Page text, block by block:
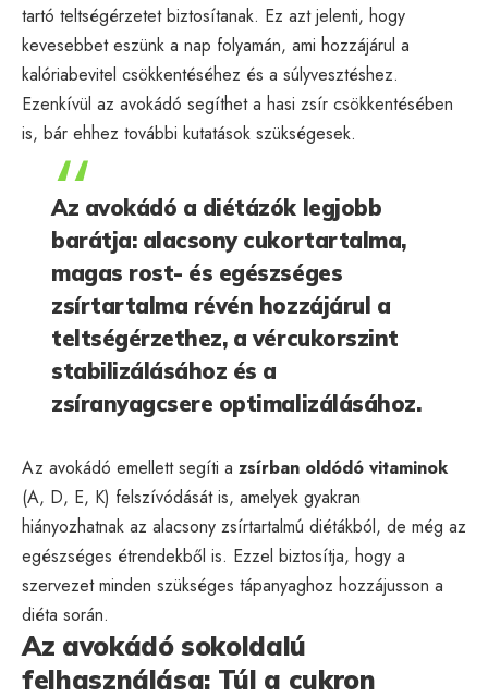
tartó teltségérzetet biztosítanak. Ez azt jelenti, hogy
kevesebbet eszünk a nap folyamán, ami hozzájárul a
kalóriabevitel csökkentéséhez és a súlyvesztéshez.
Ezenkívül az avokádó segíthet a hasi zsír csökkentésében
is, bár ehhez további kutatások szükségesek.
Az avokádó a diétázók legjobb
barátja: alacsony cukortartalma,
magas rost- és egészséges
zsírtartalma révén hozzájárul a
teltségérzethez, a vércukorszint
stabilizálásához és a
zsíranyagcsere optimalizálásához.
Az avokádó emellett segíti a zsírban oldódó vitaminok
(A, D, E, K) felszívódását is, amelyek gyakran
hiányozhatnak az alacsony zsírtartalmú diétákból, de még az
egészséges étrendekből is. Ezzel biztosítja, hogy a
szervezet minden szükséges tápanyaghoz hozzájusson a
diéta során.
Az avokádó sokoldalú
felhasználása: Túl a cukron